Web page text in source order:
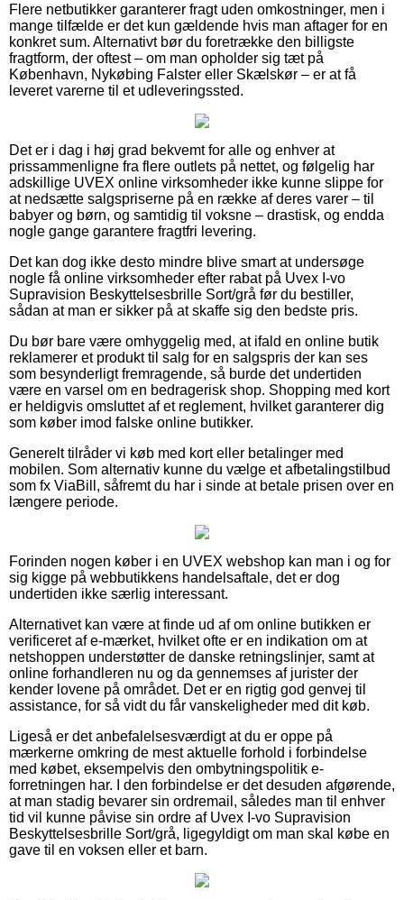
Flere netbutikker garanterer fragt uden omkostninger, men i
mange tilfælde er det kun gældende hvis man aftager for en
konkret sum. Alternativt bør du foretrække den billigste
fragtform, der oftest – om man opholder sig tæt på
København, Nykøbing Falster eller Skælskør – er at få
leveret varerne til et udleveringssted.
Det er i dag i høj grad bekvemt for alle og enhver at
prissammenligne fra flere outlets på nettet, og følgelig har
adskillige UVEX online virksomheder ikke kunne slippe for
at nedsætte salgspriserne på en række af deres varer – til
babyer og børn, og samtidig til voksne – drastisk, og endda
nogle gange garantere fragtfri levering.
Det kan dog ikke desto mindre blive smart at undersøge
nogle få online virksomheder efter rabat på Uvex I-vo
Supravision Beskyttelsesbrille Sort/grå før du bestiller,
sådan at man er sikker på at skaffe sig den bedste pris.
Du bør bare være omhyggelig med, at ifald en online butik
reklamerer et produkt til salg for en salgspris der kan ses
som besynderligt fremragende, så burde det undertiden
være en varsel om en bedragerisk shop. Shopping med kort
er heldigvis omsluttet af et reglement, hvilket garanterer dig
som køber imod falske online butikker.
Generelt tilråder vi køb med kort eller betalinger med
mobilen. Som alternativ kunne du vælge et afbetalingstilbud
som fx ViaBill, såfremt du har i sinde at betale prisen over en
længere periode.
Forinden nogen køber i en UVEX webshop kan man i og for
sig kigge på webbutikkens handelsaftale, det er dog
undertiden ikke særlig interessant.
Alternativet kan være at finde ud af om online butikken er
verificeret af e-mærket, hvilket ofte er en indikation om at
netshoppen understøtter de danske retningslinjer, samt at
online forhandleren nu og da gennemses af jurister der
kender lovene på området. Det er en rigtig god genvej til
assistance, for så vidt du får vanskeligheder med dit køb.
Ligeså er det anbefalelsesværdigt at du er oppe på
mærkerne omkring de mest aktuelle forhold i forbindelse
med købet, eksempelvis den ombytningspolitik e-
forretningen har. I den forbindelse er det desuden afgørende,
at man stadig bevarer sin ordremail, således man til enhver
tid vil kunne påvise sin ordre af Uvex I-vo Supravision
Beskyttelsesbrille Sort/grå, ligegyldigt om man skal købe en
gave til en voksen eller et barn.